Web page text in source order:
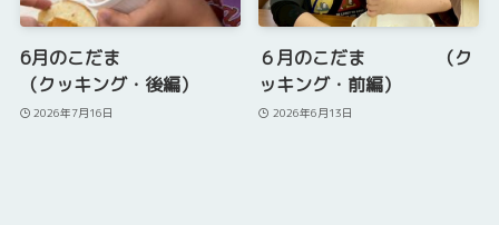
6月のこだま
（クッキング・後編）
2026年7月16日
６月のこだま （ク
ッキング・前編）
2026年6月13日